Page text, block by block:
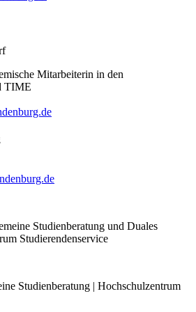
Mitarbeiterin in den
TIME
Studienberatung und Duales
Studierendenservice
Studienberatung | Hochschulzentrum